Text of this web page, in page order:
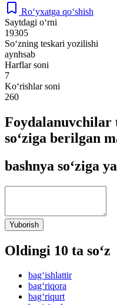
Ro‘yxatga qo‘shish
Saytdagi o‘rni
19305
So‘zning teskari yozilishi
aynhsab
Harflar soni
7
Ko‘rishlar soni
260
Foydalanuvchilar
so‘ziga berilgan
bashnya so‘ziga
Yuborish
Oldingi 10 ta so‘z
bag‘ishlattir
bag‘riqora
bag‘riqurt